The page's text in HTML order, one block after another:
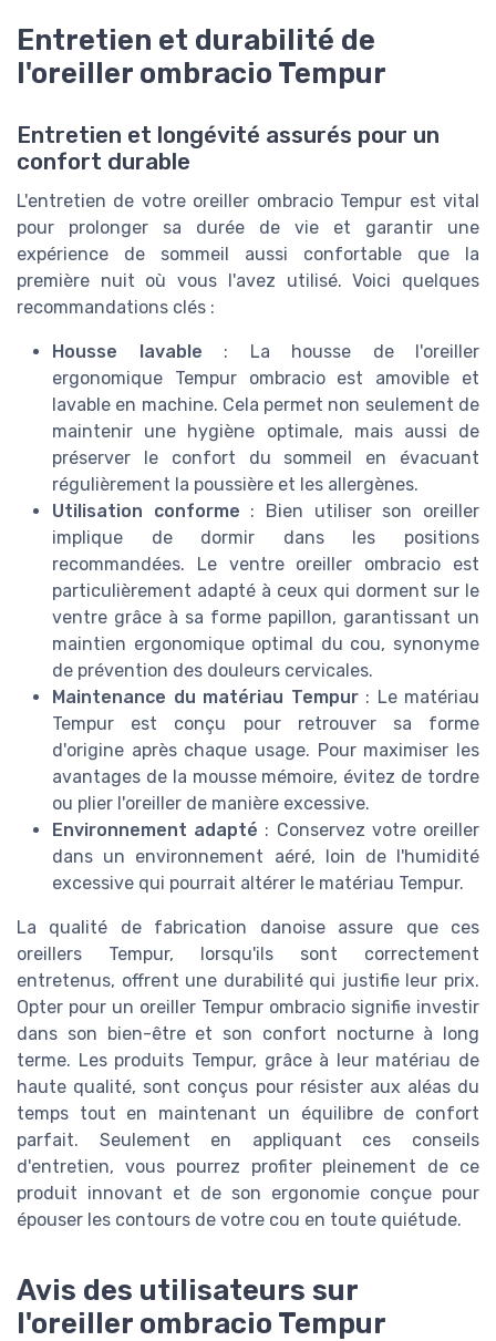
Entretien et durabilité de
l'oreiller ombracio Tempur
Entretien et longévité assurés pour un
confort durable
L'entretien de votre oreiller ombracio Tempur est vital
pour prolonger sa durée de vie et garantir une
expérience de sommeil aussi confortable que la
première nuit où vous l'avez utilisé. Voici quelques
recommandations clés :
Housse lavable : La housse de l'oreiller
ergonomique Tempur ombracio est amovible et
lavable en machine. Cela permet non seulement de
maintenir une hygiène optimale, mais aussi de
préserver le confort du sommeil en évacuant
régulièrement la poussière et les allergènes.
Utilisation conforme : Bien utiliser son oreiller
implique de dormir dans les positions
recommandées. Le ventre oreiller ombracio est
particulièrement adapté à ceux qui dorment sur le
ventre grâce à sa forme papillon, garantissant un
maintien ergonomique optimal du cou, synonyme
de prévention des douleurs cervicales.
Maintenance du matériau Tempur: Le matériau
Tempur est conçu pour retrouver sa forme
d'origine après chaque usage. Pour maximiser les
avantages de la mousse mémoire, évitez de tordre
ou plier l'oreiller de manière excessive.
Environnement adapté : Conservez votre oreiller
dans un environnement aéré, loin de l'humidité
excessive qui pourrait altérer le matériau Tempur.
La qualité de fabrication danoise assure que ces
oreillers Tempur, lorsqu'ils sont correctement
entretenus, offrent une durabilité qui justifie leur prix.
Opter pour un oreiller Tempur ombracio signifie investir
dans son bien-être et son confort nocturne à long
terme. Les produits Tempur, grâce à leur matériau de
haute qualité, sont conçus pour résister aux aléas du
temps tout en maintenant un équilibre de confort
parfait. Seulement en appliquant ces conseils
d'entretien, vous pourrez profiter pleinement de ce
produit innovant et de son ergonomie conçue pour
épouser les contours de votre cou en toute quiétude.
Avis des utilisateurs sur
l'oreiller ombracio Tempur